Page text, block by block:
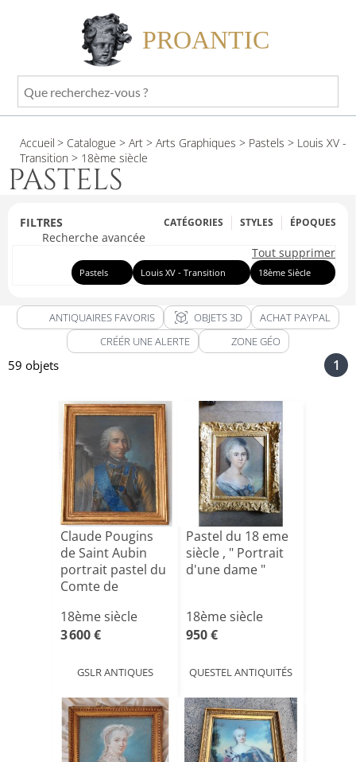
PROANTIC
Que
recherchez-
?
Accueil > Catalogue > Art > Arts Graphiques > Pastels > Louis XV -
Transition > 18ème siècle
PASTELS
FILTRES CATÉGORIES STYLES ÉPOQUES
Recherche avancée
Tout supprimer
Pastels Louis XV - Transition 18ème Siècle
ANTIQUAIRES FAVORIS view_in_ar OBJETS 3D
ACHAT PAYPAL
CRÉÉR UNE ALERTE
ZONE GÉO
59 objets 1
Claude Pougins
de Saint Aubin
portrait pastel du
Comte de
18ème siècle
3 600 €
GSLR ANTIQUES
Pastel du 18 eme
siècle , " Portrait
d'une dame "
18ème siècle
950 €
QUESTEL ANTIQUITÉS